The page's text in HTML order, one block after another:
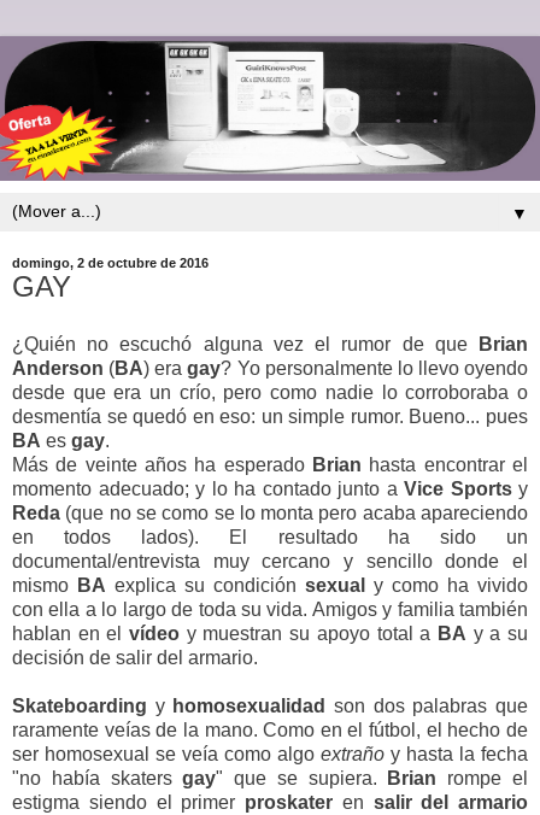
▼
domingo, 2 de octubre de 2016
GAY
¿Quién no escuchó alguna vez el rumor de que
Brian
Anderson (BA) eragay? Yo personalmente lo llevo oyendo
desde que era un crío, pero como nadie lo corroboraba o
desmentía se quedó en eso: un simple rumor. Bueno... pues
BA es gay.
Más de veinte años ha esperado Brian hasta encontrar el
momento adecuado; y lo ha contado junto a Vice Sportsy
Reda (que no se como se lo monta pero acaba apareciendo
en todos lados). El resultado ha sido un
documental/entrevista muy cercano y sencillo donde el
mismo BA explica su condición sexual
y como ha vivido
con ella a lo largo de toda su vida. Amigos y familia también
hablan en elvídeo y muestran su apoyo total a BA y a su
decisión de salir del armario.
Skateboarding y homosexualidad son dos palabras que
raramente veías de la mano. Como en el fútbol, el hecho de
ser homosexual se veía como algo extraño y hasta la fecha
"no había skatersgay" que se supiera. Brian rompe el
estigma siendo el primer proskater en salir del
armario